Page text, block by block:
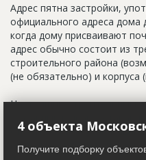
Адрес пятна застройки,
официального адреса дома
когда дому присваивают
адрес обычно состоит из
строительного района
(не обязательно) и корпуса
Настоящим строительным
указанный в
строительные организации
(например, вторая
4 объекта
Получите подборку